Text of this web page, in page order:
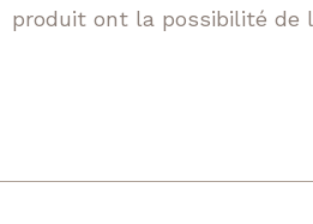
produit ont la possibilité de